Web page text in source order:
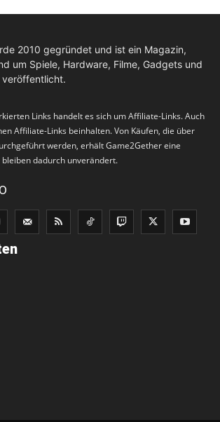
2010 gegründet und ist ein Magazin,
um Spiele, Hardware, Filme, Gadgets und
veröffentlicht.
Links handelt es sich um Affiliate-Links. Auch
Affiliate-Links beinhalten. Von Käufen, die über
werden, erhält Game2Gether eine
bleiben dadurch unverändert.